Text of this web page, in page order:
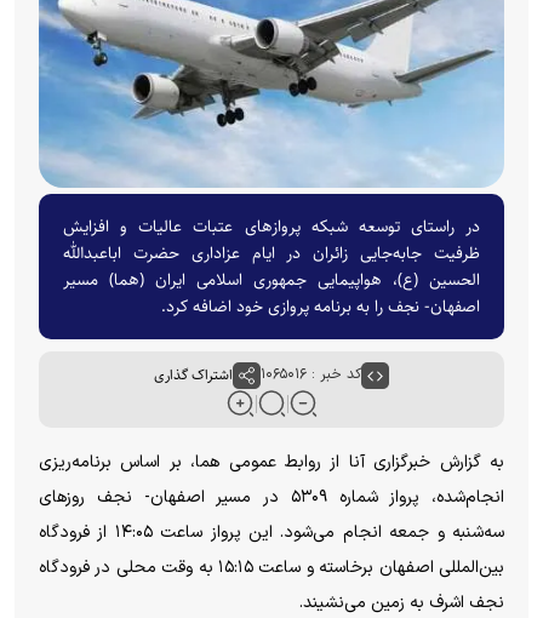
در راستای توسعه شبکه پرواز‌های عتبات عالیات و افزایش
ظرفیت جابه‌جایی زائران در ایام عزاداری حضرت اباعبدالله
الحسین (ع)، هواپیمایی جمهوری اسلامی ایران (هما) مسیر
اصفهان- نجف را به برنامه پروازی خود اضافه کرد.
کد خبر : ۱۰۶۵۰۱۶ اشتراک گذاری
به گزارش خبرگزاری آنا از روابط عمومی هما، بر اساس برنامه‌ریزی
انجام‌شده، پرواز شماره ۵۳۰۹ در مسیر اصفهان- نجف روز‌های
سه‌شنبه و جمعه انجام می‌شود. این پرواز ساعت ۱۴:۰۵ از فرودگاه
بین‌المللی اصفهان برخاسته و ساعت ۱۵:۱۵ به وقت محلی در فرودگاه
نجف اشرف به زمین می‌نشیند.